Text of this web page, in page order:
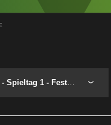
1 - Festival 1.1